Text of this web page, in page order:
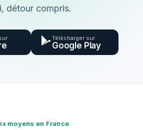
détour compris.
Télécharger sur
Google Play
moyens en France